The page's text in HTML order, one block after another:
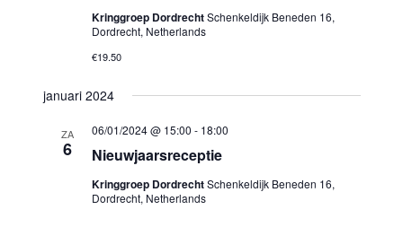
Kringgroep DordrechtSchenkeldijk Beneden 16,
Dordrecht, Netherlands
€19.50
januari 2024
ZA
6 Nieuwjaarsreceptie
06/01/2024 @ 15:00 - 18:00
Kringgroep DordrechtSchenkeldijk Beneden 16,
Dordrecht, Netherlands